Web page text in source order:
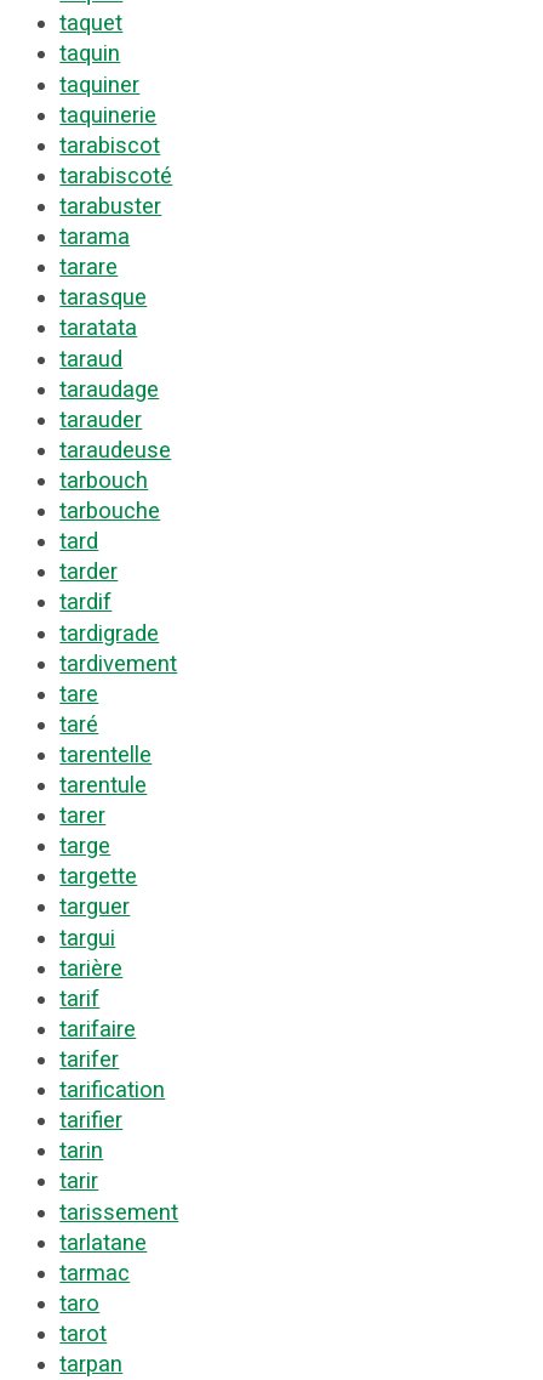
taquet
taquin
taquiner
taquinerie
tarabiscot
tarabiscoté
tarabuster
tarama
tarare
tarasque
taratata
taraud
taraudage
tarauder
taraudeuse
tarbouch
tarbouche
tard
tarder
tardif
tardigrade
tardivement
tare
taré
tarentelle
tarentule
tarer
targe
targette
targuer
targui
tarière
tarif
tarifaire
tarifer
tarification
tarifier
tarin
tarir
tarissement
tarlatane
tarmac
taro
tarot
tarpan